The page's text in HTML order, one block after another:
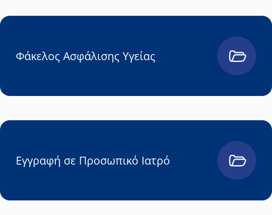
Φάκελος Ασφάλισης Υγείας
Εγγραφή σε Προσωπικό Ιατρό